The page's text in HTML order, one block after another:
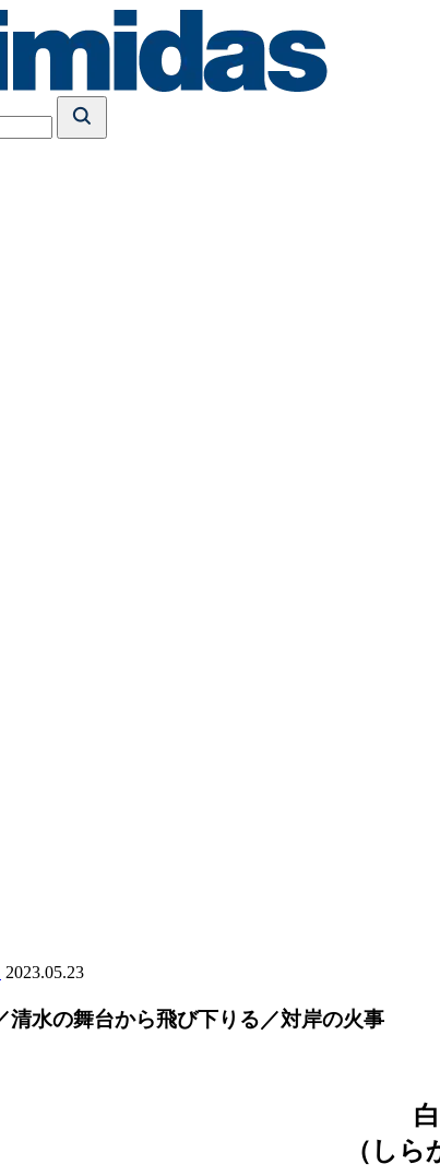
2023.05.23
清水の舞台から飛び下りる／対岸の火事
（しら